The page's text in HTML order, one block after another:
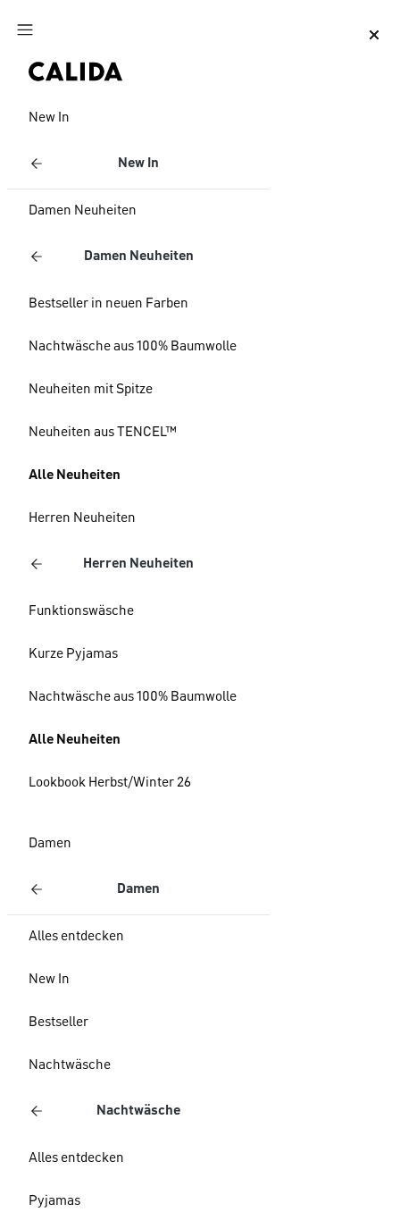
Zum Hauptinhalt springen
New In
New In
Damen Neuheiten
Damen Neuheiten
Bestseller in neuen Farben
Nachtwäsche aus 100% Baumwolle
Neuheiten mit Spitze
Neuheiten aus TENCEL™
Alle Neuheiten
Herren Neuheiten
Herren Neuheiten
Funktionswäsche
Kurze Pyjamas
Nachtwäsche aus 100% Baumwolle
Alle Neuheiten
Lookbook Herbst/Winter 26
Damen
Damen
Alles entdecken
New In
Bestseller
Nachtwäsche
Nachtwäsche
Alles entdecken
Pyjamas